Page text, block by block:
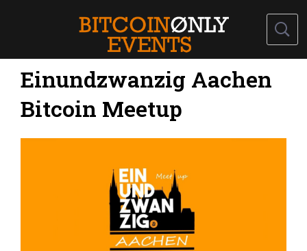
Einundzwanzig Aachen
Bitcoin Meetup